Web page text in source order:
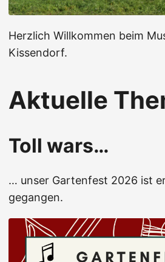
Herzlich Willkommen beim
Kissendorf.
Aktuelle
Toll wars…
… unser Gartenfest 2026 ist
gegangen.